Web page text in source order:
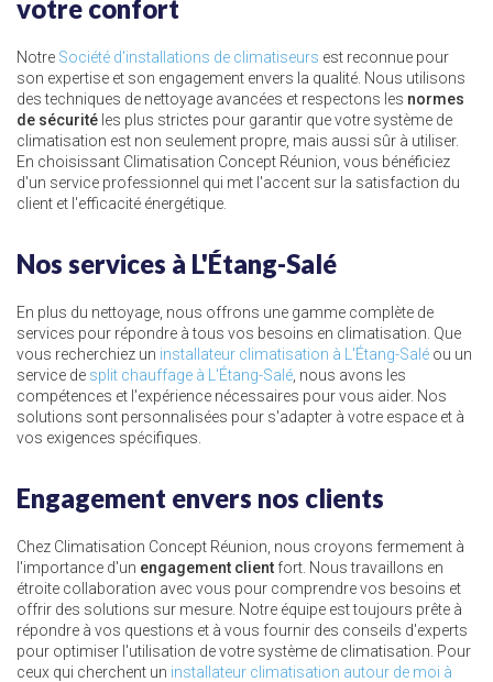
votre confort
Notre Société d'installations de climatiseurs est reconnue pour
son expertise et son engagement envers la qualité. Nous utilisons
des techniques de nettoyage avancées et respectons les normes
de sécurité les plus strictes pour garantir que votre système de
climatisation est non seulement propre, mais aussi sûr à utiliser.
En choisissant Climatisation Concept Réunion, vous bénéficiez
d'un service professionnel qui met l'accent sur la satisfaction du
client et l'efficacité énergétique.
Nos services à L'Étang-Salé
En plus du nettoyage, nous offrons une gamme complète de
services pour répondre à tous vos besoins en climatisation. Que
vous recherchiez un installateur climatisation à L'Étang-Salé ou un
service de split chauffage à L'Étang-Salé , nous avons les
compétences et l'expérience nécessaires pour vous aider. Nos
solutions sont personnalisées pour s'adapter à votre espace et à
vos exigences spécifiques.
Engagement envers nos clients
Chez Climatisation Concept Réunion, nous croyons fermement à
l'importance d'un engagement client fort. Nous travaillons en
étroite collaboration avec vous pour comprendre vos besoins et
offrir des solutions sur mesure. Notre équipe est toujours prête à
répondre à vos questions et à vous fournir des conseils d'experts
pour optimiser l'utilisation de votre système de climatisation. Pour
ceux qui cherchent un installateur climatisation autour de moi à